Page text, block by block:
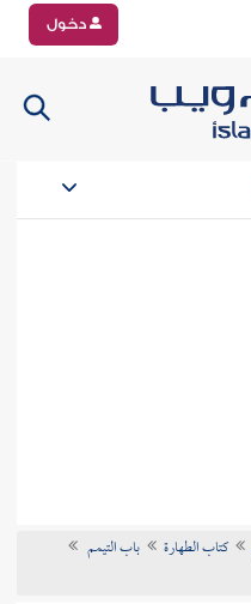
دخول
كتاب الطهارة
باب التيمم